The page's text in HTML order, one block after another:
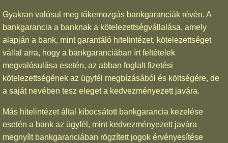
Gyakran valósul meg tőkemozgás bankgaranciák révén. A
bankgarancia a banknak a kötelezettségvállalása, amely
alapján a bank, mint garantáló hitelintézet, kötelezettséget
vállal arra, hogy a bankgaranciában írt feltételek
megvalósulása esetén, az abban foglalt fizetési
kötelezettségének az ügyfél megbízásából és költségére, de
a saját nevében tesz eleget a kedvezményezett javára.
Más hitelintézet által kibocsátott bankgarancia kezelése
esetén a bank az ügyfél, mint kedvezményezett javára
megnyílt bankgaranciában rögzített jogok érvényesítése